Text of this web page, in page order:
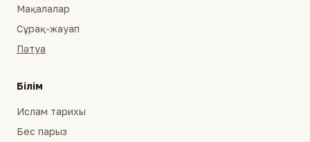
Мақалалар
Сұрақ-жауап
Пәтуа
Білім
Ислам тарихы
Бес парыз